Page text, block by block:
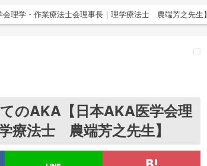
理学・作業療法士会理事長｜理学療法士 農端芳之先生】
のAKA【日本AKA医学会理
療法士 農端芳之先生】